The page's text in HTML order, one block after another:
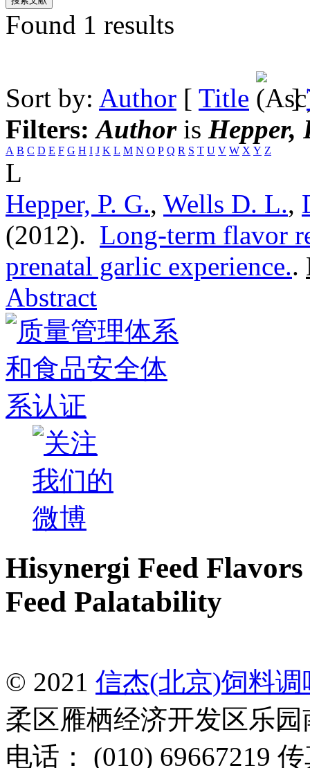
Found 1 results
Sort by: Author [ Title ]
Filters:Authoris Hepper,
A B C D E F G H I J K L M N O P Q R S T U V W X Y Z
L
Hepper, P. G., Wells D. L.,
(2012). Long-term flavor
prenatal garlic experience..
Abstract
Hisynergi Feed
Feed Palatability
© 2021 信杰(北京)饲料
柔区雁栖经济开发区乐
电话： (010) 69667219